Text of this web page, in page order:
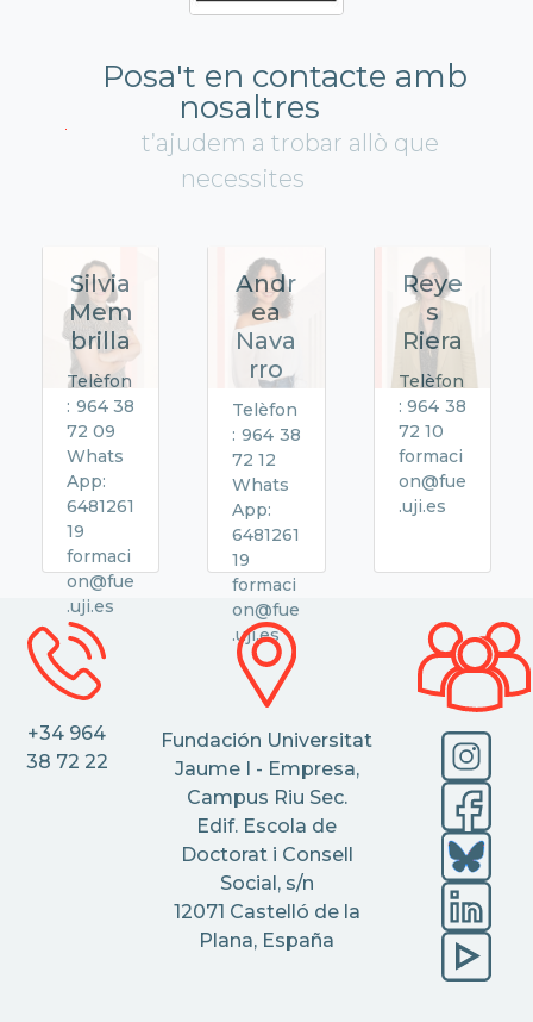
Posa't en contacte amb
nosaltres
t’ajudem a trobar allò que
necessites
Silvia
Mem
brilla
Telèfon
: 964 38
72 09
Whats
App:
6481261
19
formaci
on@fue
.uji.es
Andr
ea
Nava
rro
Telèfon
: 964 38
72 12
Whats
App:
6481261
19
formaci
on@fue
.uji.es
Reye
s
Riera
Telèfon
: 964 38
72 10
formaci
on@fue
.uji.es
+34 964
38 72 22
Fundación Universitat
Jaume I - Empresa,
Campus Riu Sec.
Edif. Escola de
Doctorat i Consell
Social, s/n
12071 Castelló de la
Plana, España